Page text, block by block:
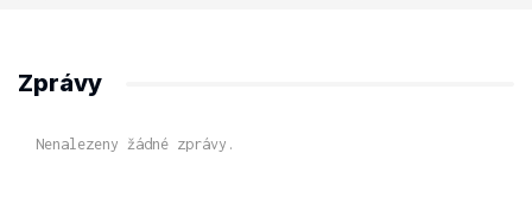
Zprávy
Nenalezeny žádné zprávy.